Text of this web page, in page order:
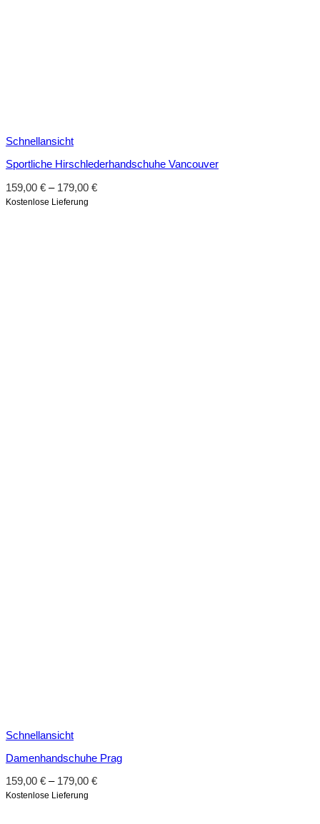
Schnellansicht
Sportliche Hirschlederhandschuhe Vancouver
159,00 € – 179,00 €
Kostenlose Lieferung
Schnellansicht
Damenhandschuhe Prag
159,00 € – 179,00 €
Kostenlose Lieferung